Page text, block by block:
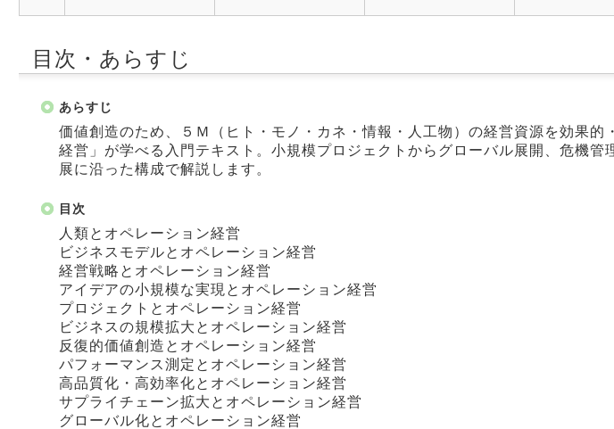
目次・あらすじ
あらすじ
価値創造のため、５Ｍ（ヒト・モノ・カネ・情報・人工物）の経営資源を効果的
経営」が学べる入門テキスト。小規模プロジェクトからグローバル展開、危機管
展に沿った構成で解説します。
目次
人類とオペレーション経営
ビジネスモデルとオペレーション経営
経営戦略とオペレーション経営
アイデアの小規模な実現とオペレーション経営
プロジェクトとオペレーション経営
ビジネスの規模拡大とオペレーション経営
反復的価値創造とオペレーション経営
パフォーマンス測定とオペレーション経営
高品質化・高効率化とオペレーション経営
サプライチェーン拡大とオペレーション経営
グローバル化とオペレーション経営